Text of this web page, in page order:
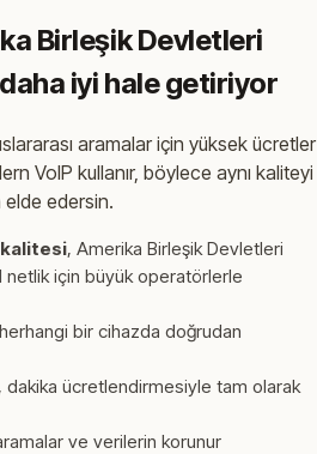
Birleşik Devletleri
daha iyi hale getiriyor
aramalar için yüksek ücretler
VoIP kullanır, böylece aynı kaliteyi
elde edersin.
, Amerika Birleşik Devletleri
netlik için büyük operatörlerle
bir cihazda doğrudan
, dakika ücretlendirmesiyle tam olarak
ve verilerin korunur